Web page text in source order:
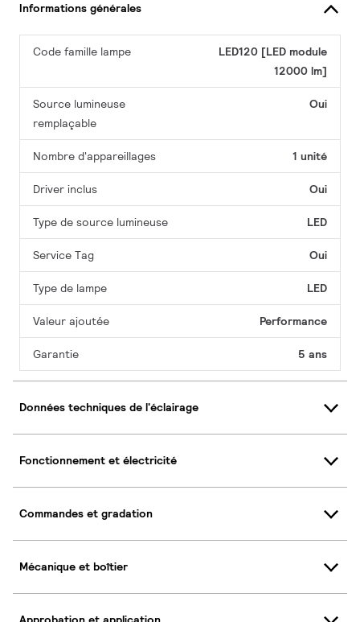
Informations générales
Code famille lampe
LED120 [LED module
12000 lm]
Source lumineuse
remplaçable
Oui
Nombre d'appareillages 1 unité
Driver inclus Oui
Type de source lumineuse LED
Service Tag Oui
Type de lampe LED
Valeur ajoutée Performance
Garantie 5 ans
Données techniques de l'éclairage
Fonctionnement et électricité
Commandes et gradation
Mécanique et boîtier